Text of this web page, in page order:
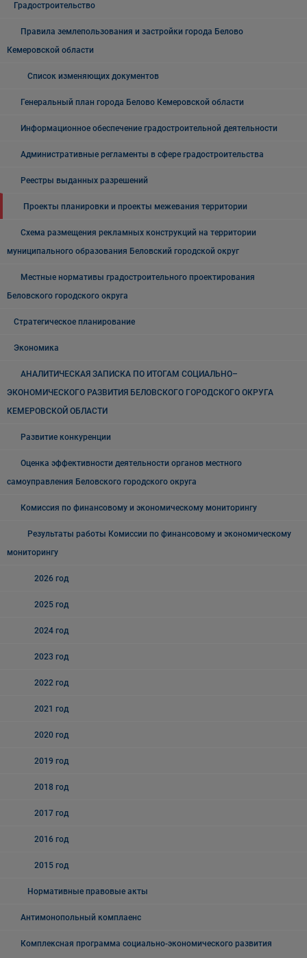
Градостроительство
Правила землепользования и застройки города Белово
Кемеровской области
Список изменяющих документов
Генеральный план города Белово Кемеровской области
Информационное обеспечение градостроительной деятельности
Административные регламенты в сфере градостроительства
Реестры выданных разрешений
Проекты планировки и проекты межевания территории
Схема размещения рекламных конструкций на территории
муниципального образования Беловский городской округ
Местные нормативы градостроительного проектирования
Беловского городского округа
Стратегическое планирование
Экономика
АНАЛИТИЧЕСКАЯ ЗАПИСКА ПО ИТОГАМ СОЦИАЛЬНО–
ЭКОНОМИЧЕСКОГО РАЗВИТИЯ БЕЛОВСКОГО ГОРОДСКОГО ОКРУГА
КЕМЕРОВСКОЙ ОБЛАСТИ
Развитие конкуренции
Оценка эффективности деятельности органов местного
самоуправления Беловского городского округа
Комиссия по финансовому и экономическому мониторингу
Результаты работы Комиссии по финансовому и экономическому
мониторингу
2026 год
2025 год
2024 год
2023 год
2022 год
2021 год
2020 год
2019 год
2018 год
2017 год
2016 год
2015 год
Нормативные правовые акты
Антимонопольный комплаенс
Комплексная программа социально-экономического развития